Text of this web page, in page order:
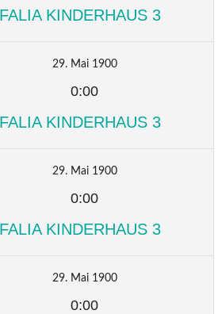
KINDERHAUS 3
29. Mai 1900
0:00
KINDERHAUS 3
29. Mai 1900
0:00
KINDERHAUS 3
29. Mai 1900
0:00